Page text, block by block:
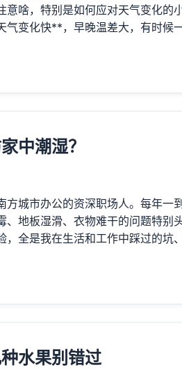
意啥，特别是如何应对天气变化的
变化快**，早晚温差大，有时候
中潮湿？
城市办公的资深职场人。每年一
、地板湿滑、衣物难干的问题特
全是我在生活和工作中踩过的坑
水果别错过